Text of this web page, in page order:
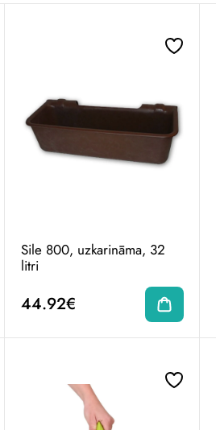
Sile 800, uzkarināma, 32
litri
44.92€